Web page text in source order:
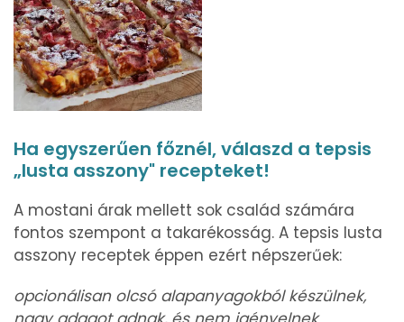
Ha egyszerűen főznél, válaszd a tepsis
„lusta asszony" recepteket!
A mostani árak mellett sok család számára
fontos szempont a takarékosság. A tepsis lusta
asszony receptek éppen ezért népszerűek:
opcionálisan olcsó alapanyagokból készülnek,